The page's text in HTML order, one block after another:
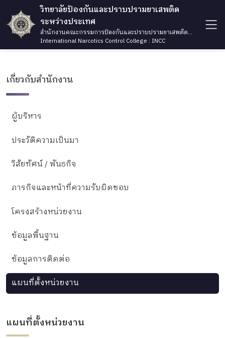
วิทยาลัยป้องกันและปราบปรามยาเสพติด
ระหว่างประเทศ
สำนักงานคณะกรรมการป้องกันและปราบปรามยาเสพติด
กระทรวงยุติธรรม
International Narcotics Control College : INCC
เกี่ยวกับสำนักงาน
ผู้บริหาร
ประวัติความเป็นมา
วิสัยทัศน์ / พันธกิจ
ภารกิจและหน้าที่ความรับผิดชอบ
โครงสร้างหน่วยงาน
ข้อมูลพื้นฐาน
ข้อมูลการติดต่อ
แผนที่ตั้งหน่วยงาน
แผนที่ตั้งหน่วยงาน